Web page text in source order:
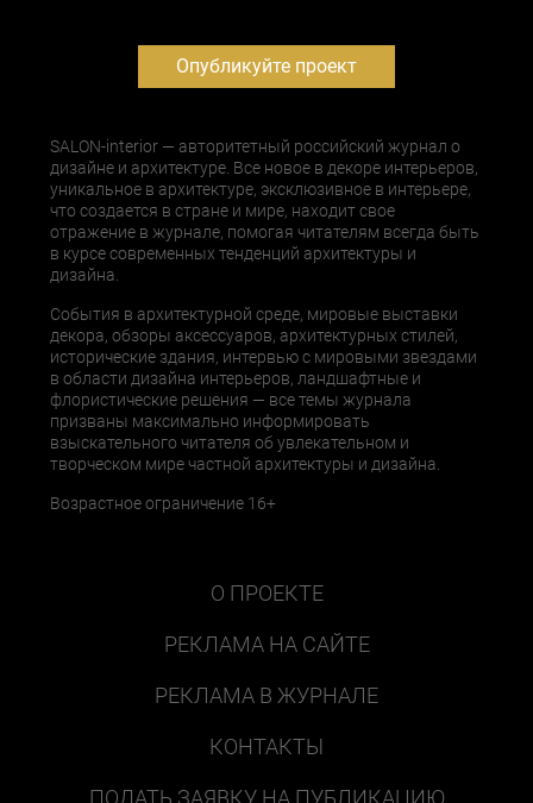
Опубликуйте проект
SALON-interior — авторитетный российский журнал о
дизайне и архитектуре. Все новое в декоре интерьеров,
уникальное в архитектуре, эксклюзивное в интерьере,
что создается в стране и мире, находит свое
отражение в журнале, помогая читателям всегда быть
в курсе современных тенденций архитектуры и
дизайна.
События в архитектурной среде, мировые выставки
декора, обзоры аксессуаров, архитектурных стилей,
исторические здания, интервью с мировыми звездами
в области дизайна интерьеров, ландшафтные и
флористические решения — все темы журнала
призваны максимально информировать
взыскательного читателя об увлекательном и
творческом мире частной архитектуры и дизайна.
Возрастное ограничение 16+
О ПРОЕКТЕ
РЕКЛАМА НА САЙТЕ
РЕКЛАМА В ЖУРНАЛЕ
КОНТАКТЫ
ПОДАТЬ ЗАЯВКУ НА ПУБЛИКАЦИЮ